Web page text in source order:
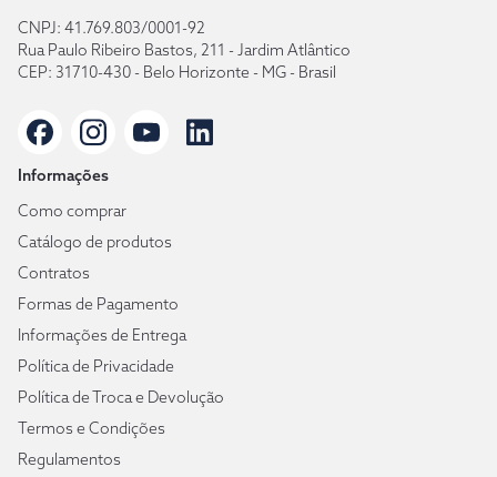
CNPJ: 41.769.803/0001-92
Rua Paulo Ribeiro Bastos, 211 - Jardim Atlântico
CEP: 31710-430 - Belo Horizonte - MG - Brasil
Informações
Como comprar
Catálogo de produtos
Contratos
Formas de Pagamento
Informações de Entrega
Política de Privacidade
Política de Troca e Devolução
Termos e Condições
Regulamentos